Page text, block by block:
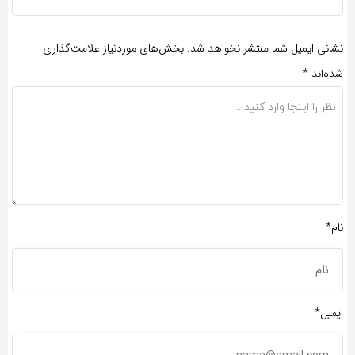
نشانی ایمیل شما منتشر نخواهد شد. بخش‌های موردنیاز علامت‌گذاری
شده‌اند *
نام*
ایمیل*